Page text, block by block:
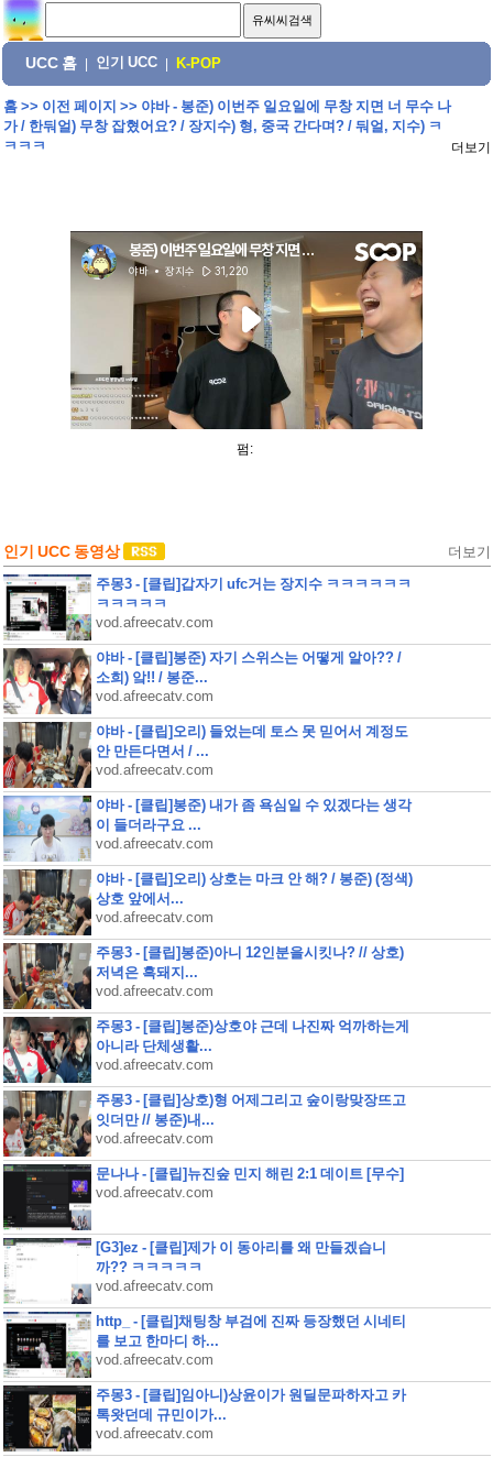
UCC 홈 인기 UCC K-POP
홈>> 이전 페이지 >> 야바 - 봉준) 이번주 일요일에 무창 지면 너 무수 나
가 / 한둬얼) 무창 잡혔어요? / 장지수) 형, 중국 간다며? / 둬얼, 지수) ㅋ
ㅋㅋㅋ
더보기
펌:
인기 UCC 동영상 더보기
주몽3 - [클립]갑자기 ufc거는 장지수 ㅋㅋㅋㅋㅋㅋ
ㅋㅋㅋㅋㅋ
vod.afreecatv.com
야바 - [클립]봉준) 자기 스위스는 어떻게 알아?? /
소희) 앜!! / 봉준...
vod.afreecatv.com
야바 - [클립]오리) 들었는데 토스 못 믿어서 계정도
안 만든다면서 / ...
vod.afreecatv.com
야바 - [클립]봉준) 내가 좀 욕심일 수 있겠다는 생각
이 들더라구요 ...
vod.afreecatv.com
야바 - [클립]오리) 상호는 마크 안 해? / 봉준) (정색)
상호 앞에서...
vod.afreecatv.com
주몽3 - [클립]봉준)아니 12인분을시킷나? // 상호)
저녁은 흑돼지...
vod.afreecatv.com
주몽3 - [클립]봉준)상호야 근데 나진짜 억까하는게
아니라 단체생활...
vod.afreecatv.com
주몽3 - [클립]상호)형 어제그리고 숲이랑맞장뜨고
잇더만 // 봉준)내...
vod.afreecatv.com
문나나 - [클립]뉴진숲 민지 해린 2:1 데이트 [무수]
vod.afreecatv.com
[G3]ez - [클립]제가 이 동아리를 왜 만들겠습니
까?? ㅋㅋㅋㅋㅋ
vod.afreecatv.com
http_ - [클립]채팅창 부검에 진짜 등장했던 시네티
를 보고 한마디 하...
vod.afreecatv.com
주몽3 - [클립]임아니)상윤이가 원딜문파하자고 카
톡왓던데 규민이가...
vod.afreecatv.com